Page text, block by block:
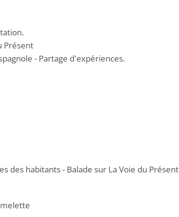
Présent
- Partage d'expériences.
des habitants - Balade sur La Voie du Présent